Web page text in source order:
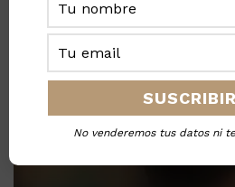
No venderemos tus datos ni